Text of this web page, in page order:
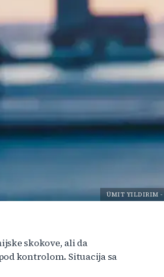
ÜMIT YILDIRIM -
skokove, ali da
kontrolom. Situacija sa